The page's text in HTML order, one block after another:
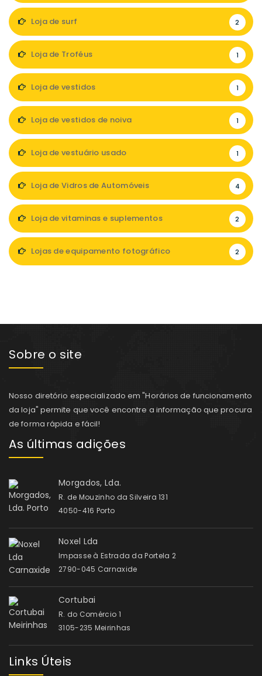
Loja de surf 2
Loja de Troféus 1
Loja de vestidos 1
Loja de vestidos de noiva 1
Loja de vestuário usado 1
Loja de Vidros de Automóveis 4
Loja de vitaminas e suplementos 2
Lojas de equipamento fotográfico 2
Sobre o site
Nosso diretório especializado em "Horários de funcionamento
da loja" permite que você encontre a informação que procura
de forma rápida e fácil!
As últimas adições
Morgados, Lda.
R. de Mouzinho da Silveira 131
4050-416 Porto
Noxel Lda
Impasse à Estrada da Portela 2
2790-045 Carnaxide
Cortubai
R. do Comércio 1
3105-235 Meirinhas
Links Úteis